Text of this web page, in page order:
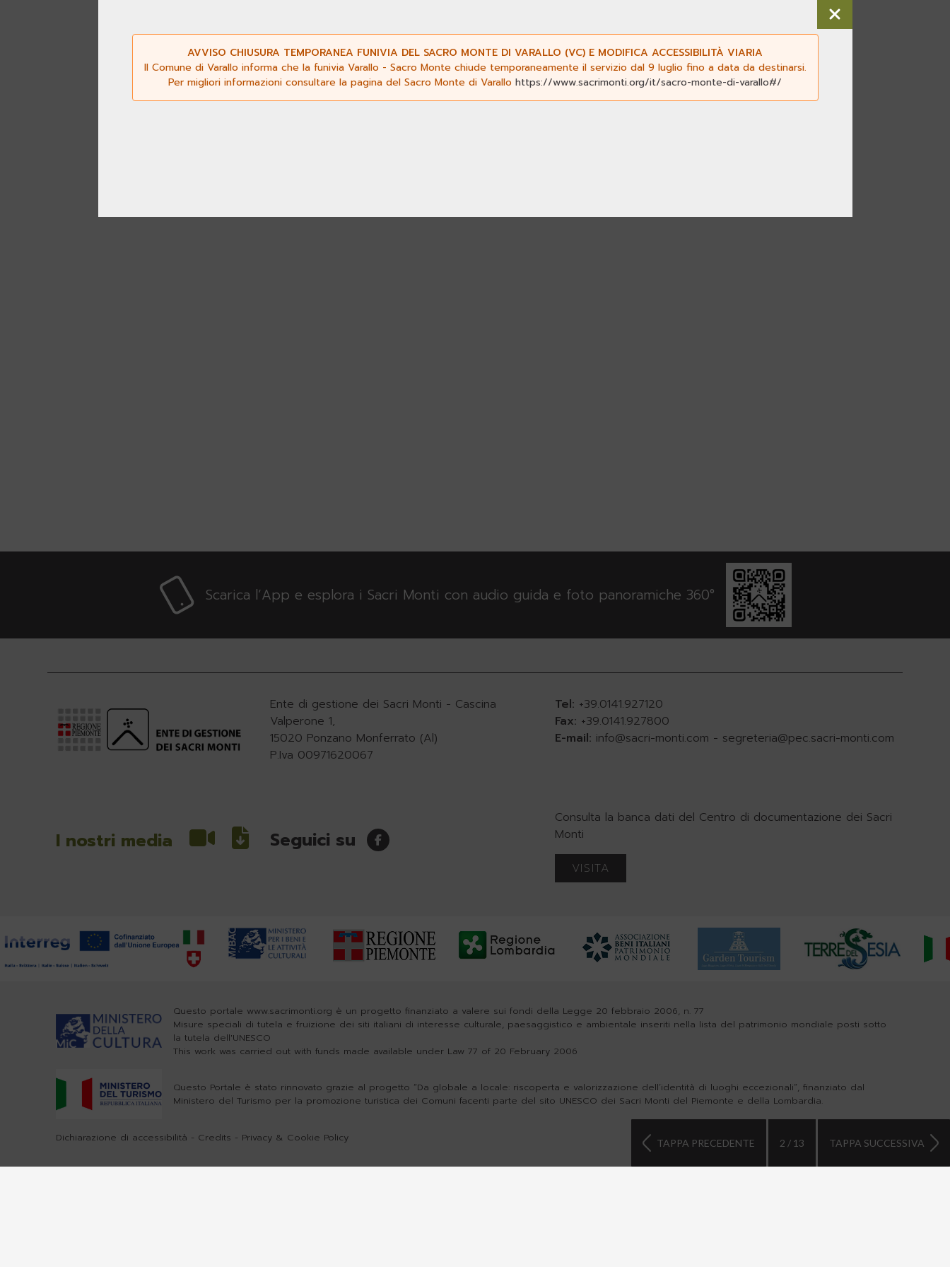
TAPPA PRECEDENTE 2 / 13 TAPPA SUCCESSIVA
Scarica l’App e esplora i Sacri Monti con audio guida e foto panoramiche 360°
Ente di gestione dei Sacri Monti - Cascina
Valperone 1,
15020 Ponzano Monferrato (Al)
P.Iva 00971620067
Tel: +39.0141.927120
Fax: +39.0141.927800
E-mail: info@sacri-monti.com - segreteria@pec.sacri-monti.com
I nostri media Seguici su
Consulta la banca dati del Centro di documentazione dei Sacri
Monti
VISITA
Questo portale www.sacrimonti.org è un progetto finanziato a valere sui fondi della Legge 20 febbraio 2006, n. 77
Misure speciali di tutela e fruizione dei siti italiani di interesse culturale, paesaggistico e ambientale inseriti nella lista del patrimonio mondiale posti sotto
la tutela dell'UNESCO
This work was carried out with funds made available under Law 77 of 20 February 2006
Questo Portale è stato rinnovato grazie al progetto “Da globale a locale: riscoperta e valorizzazione dell’identità di luoghi eccezionali”, finanziato dal
Ministero del Turismo per la promozione turistica dei Comuni facenti parte del sito UNESCO dei Sacri Monti del Piemonte e della Lombardia.
Dichiarazione di accessibilità - Credits - Privacy & Cookie Policy
AVVISO CHIUSURA TEMPORANEA FUNIVIA DEL SACRO MONTE DI VARALLO (VC) E MODIFICA ACCESSIBILITÀ VIARIA
Il Comune di Varallo informa che la funivia Varallo - Sacro Monte chiude temporaneamente il servizio dal 9 luglio fino a data da destinarsi.
Per migliori informazioni consultare la pagina del Sacro Monte di Varallo https://www.sacrimonti.org/it/sacro-monte-di-varallo#/